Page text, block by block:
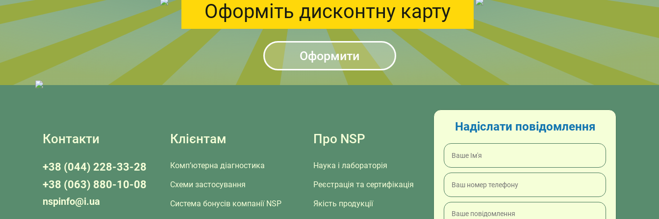
Оформіть дисконтну карту
Оформити
Контакти
+38 (044) 228-33-28
+38 (063) 880-10-08
nspinfo@i.ua
Клієнтам
Комп’ютерна діагностика
Схеми застосування
Система бонусів компанії NSP
Про NSP
Наука і лабораторія
Реєстрація та сертифікація
Якість продукції
Надіслати повідомлення